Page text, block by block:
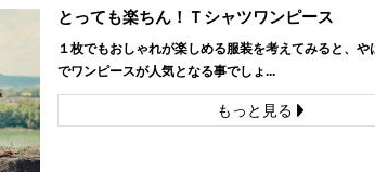
とっても楽ちん！Ｔシャツワンピース
１枚でもおしゃれが楽しめる服装を考えてみると、や
でワンピースが人気となる事でしょ...
もっと見る